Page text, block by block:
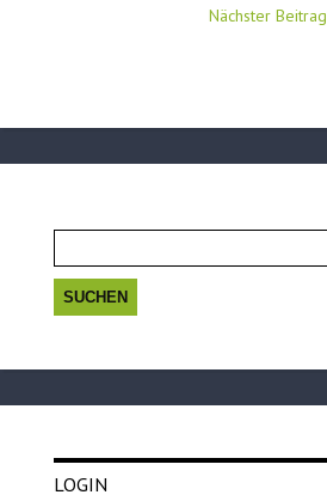
Nächster Beitrag
nach:
LOGIN